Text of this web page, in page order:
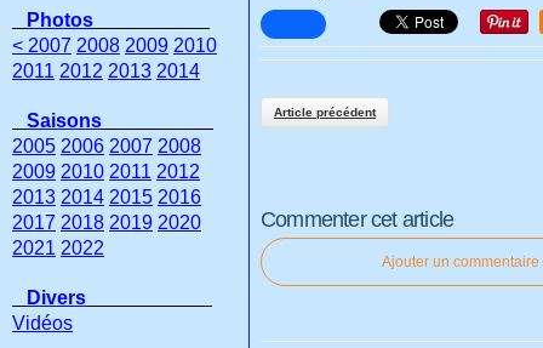
Article précédent
Commenter cet article
Ajouter un commentaire
Photos
< 2007 2008 2009 2010
2011 2012 2013 2014
Saisons
2005 2006 2007 2008
2009 2010 2011 2012
2013 2014 2015 2016
2017 2018 2019 2020
2021 2022
Divers
Vidéos